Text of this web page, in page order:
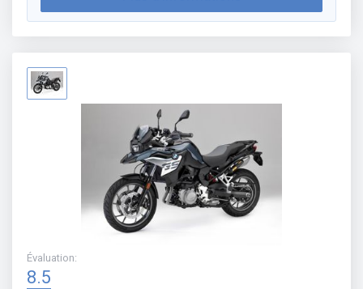
Évaluation:
8.5